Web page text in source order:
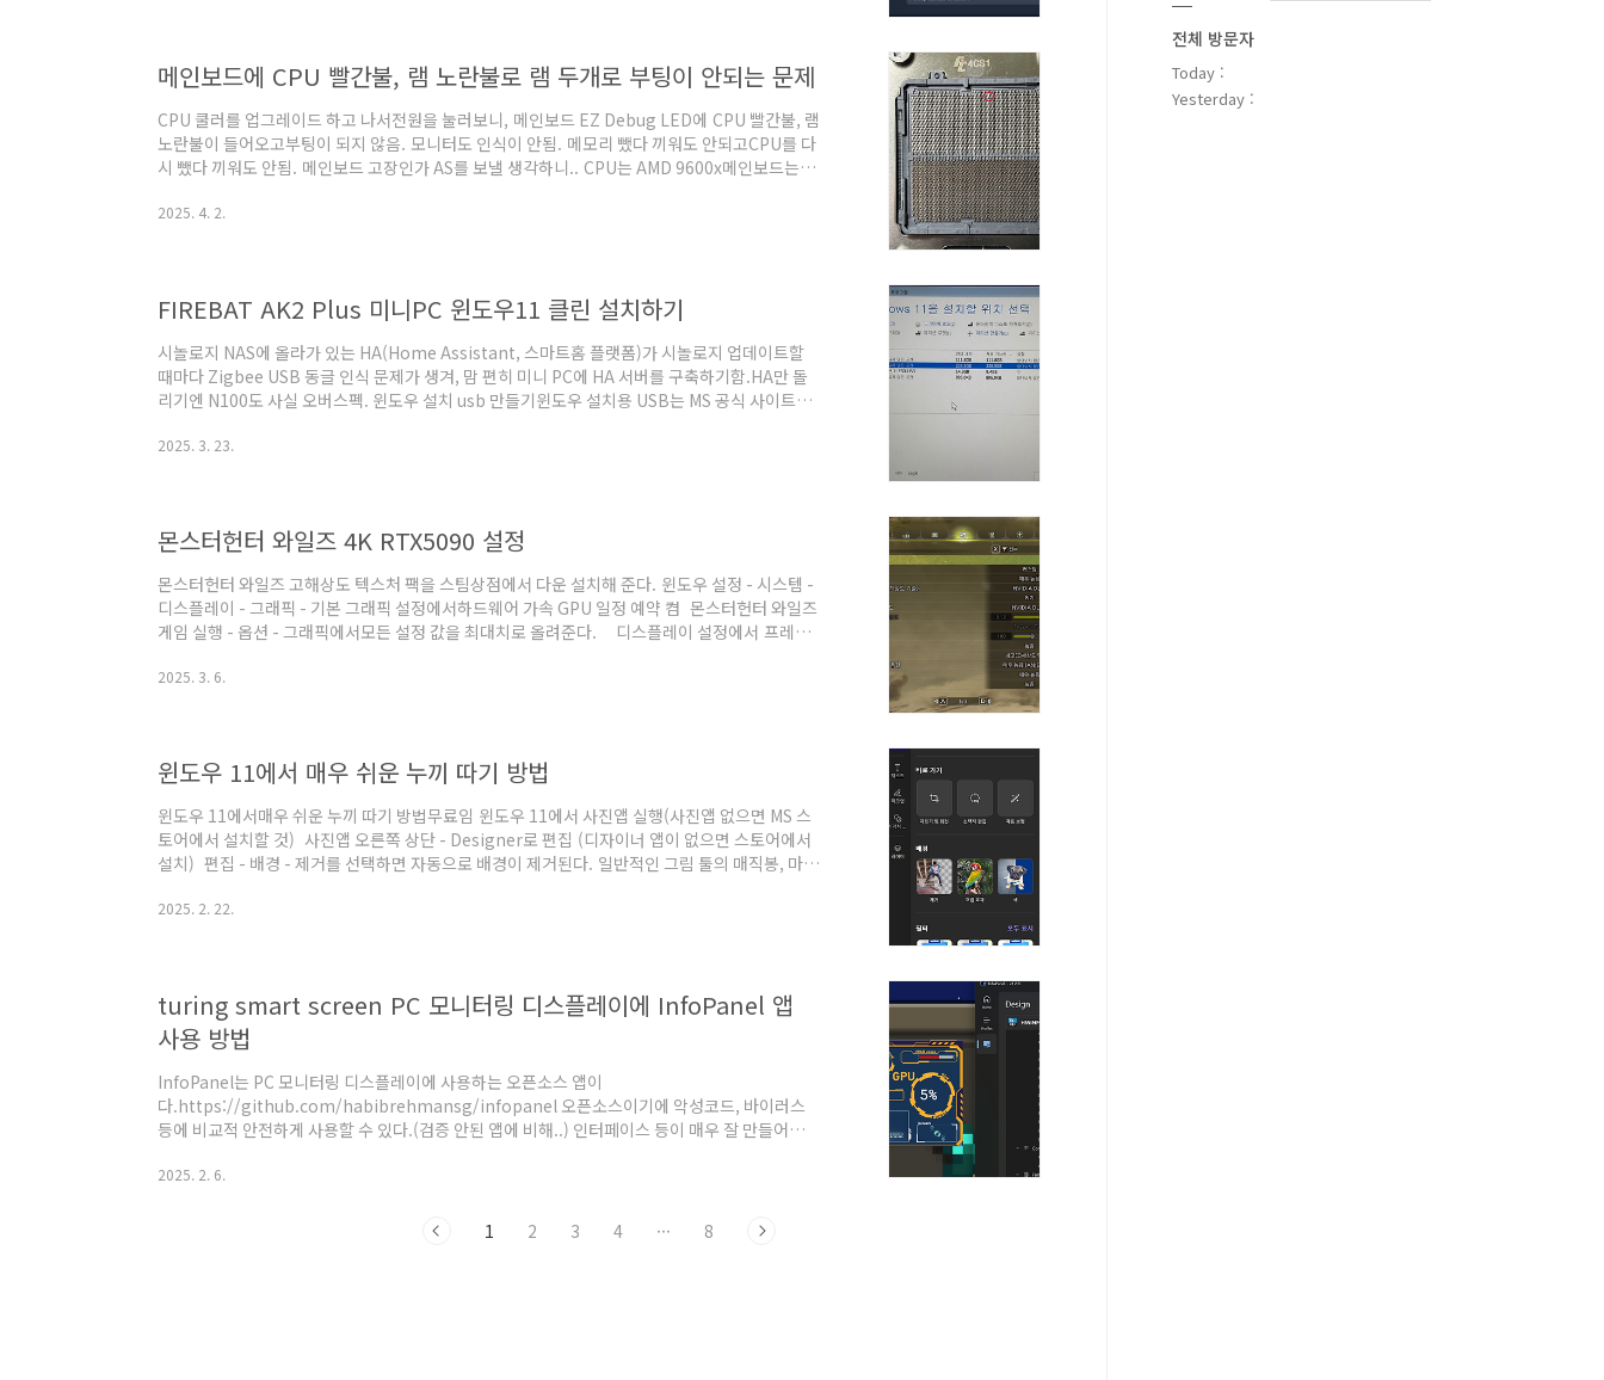
메인보드에 CPU 빨간불, 램 노란불로 램 두개로 부팅이 안되는 문제
CPU 쿨러를 업그레이드 하고 나서전원을 눌러보니, 메인보드 EZ Debug LED에 CPU 빨간불, 램
노란불이 들어오고부팅이 되지 않음. 모니터도 인식이 안됨. 메모리 뺐다 끼워도 안되고CPU를 다
시 뺐다 끼워도 안됨. 메인보드 고장인가 AS를 보낼 생각하니.. CPU는 AMD 9600x메인보드는
웠을 때만 부팅이 된다. 일단 CPU 빨간불 떴으니CPU 소켓을 확인 AM5 소켓이라 CPU에 핀은 안
2025. 4. 2.
FIREBAT AK2 Plus 미니PC 윈도우11 클린 설치하기
시놀로지 NAS에 올라가 있는 HA(Home Assistant, 스마트홈 플랫폼)가 시놀로지 업데이트할
때마다 Zigbee USB 동글 인식 문제가 생겨, 맘 편히 미니 PC에 HA 서버를 구축하기함.HA만 돌
리기엔 N100도 사실 오버스펙. 윈도우 설치 usb 만들기윈도우 설치용 USB는 MS 공식 사이트를
다.Windows 7Windows 8.1Windows 10Windows 11 설치 미디어 만들기에서rupicat.com
2025. 3. 23.
몬스터헌터 와일즈 4K RTX5090 설정
몬스터헌터 와일즈 고해상도 텍스처 팩을 스팀상점에서 다운 설치해 준다. 윈도우 설정 - 시스템 -
디스플레이 - 그래픽 - 기본 그래픽 설정에서하드웨어 가속 GPU 일정 예약 켬 몬스터헌터 와일즈
게임 실행 - 옵션 - 그래픽에서모든 설정 값을 최대치로 올려준다. 디스플레이 설정에서 프레임
튼)에서 영상 - 게임조정- FreeSync - 확장 선택 * FreeSync 기능은 게임 환경에서 화면 끊김과
2025. 3. 6.
윈도우 11에서 매우 쉬운 누끼 따기 방법
윈도우 11에서매우 쉬운 누끼 따기 방법무료임 윈도우 11에서 사진앱 실행(사진앱 없으면 MS 스
토어에서 설치할 것) 사진앱 오른쪽 상단 - Designer로 편집 (디자이너 앱이 없으면 스토어에서
설치) 편집 - 배경 - 제거를 선택하면 자동으로 배경이 제거된다. 일반적인 그림 툴의 매직봉, 마법
으로 배경이 제거 되고 해당 배경의 색을 선택할 수 있다. 필터도 적용할 수 있고밝기, 대비, 채도,
2025. 2. 22.
turing smart screen PC 모니터링 디스플레이에 InfoPanel 앱
사용 방법
InfoPanel는 PC 모니터링 디스플레이에 사용하는 오픈소스 앱이
다.https://github.com/habibrehmansg/infopanel 오픈소스이기에 악성코드, 바이러스
등에 비교적 안전하게 사용할 수 있다.(검증 안된 앱에 비해..) 인터페이스 등이 매우 잘 만들어진게
니터링 전문 소프트웨어인 HWiNFO를 추가로 설치하면 좀 더 세부적인 정보를 보여줄 수도 있다.
다. | 설치1. InfoPanel을 설치한다.https://apps.microsoft.com/detail/xpfp..
2025. 2. 6.
1 2 3 4 ··· 8
전체 방문자
Today :
Yesterday :